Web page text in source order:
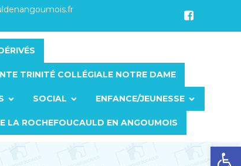
Ouvrir la barre d’outils
TRINITÉ COLLÉGIALE NOTRE DAME
SOCIAL ENFANCE/JEUNESSE
LA ROCHEFOUCAULD EN ANGOUMOIS